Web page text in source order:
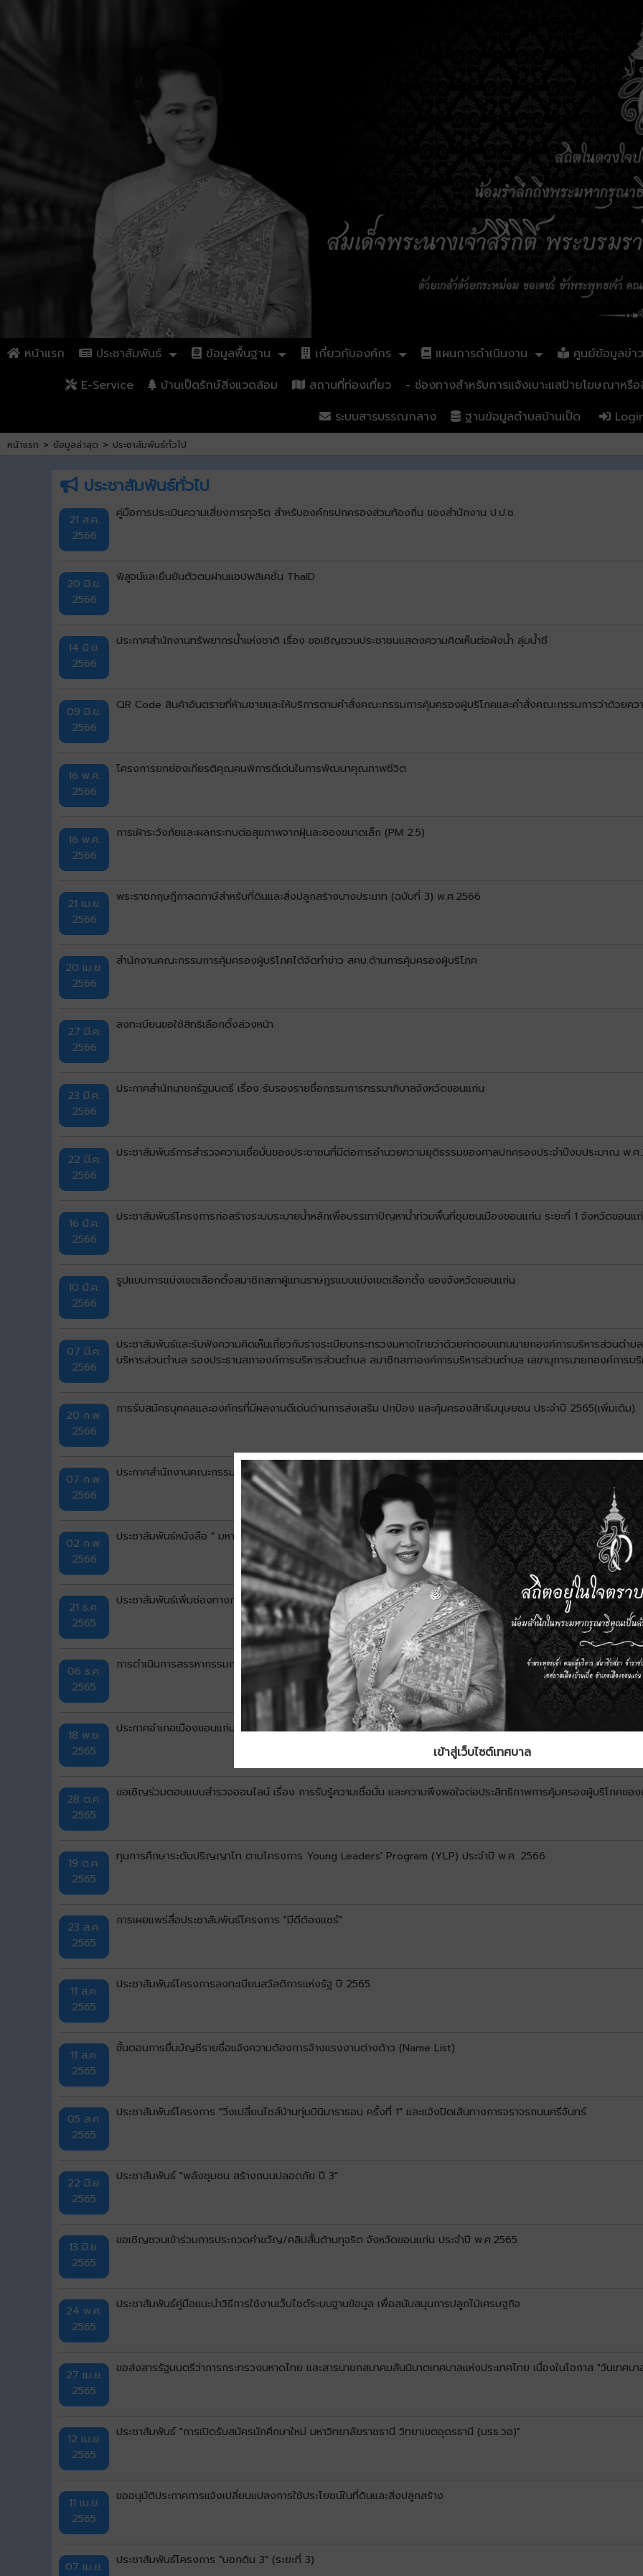
หน้าแรก ประชาสัมพันธ์ ข้อมูลพื้นฐาน เกี่ยวกับองค์กร แผนการดำเนินงาน ศูนย์ข้อมูลข่า
E-Service
บ้านเป็ดรักษ์สิ่งแวดล้อม สถานที่ท่องเที่ยว
- ช่องทางสำหรับการแจ้งเบาะแสป้ายโฆษณาห
ระบบสารบรรณกลาง
ฐานข้อมูลตำบลบ้านเป็ด
หน้าแรก > ข้อมูลล่าสุด > ประชาสัมพันธ์ทั่วไป
ประชาสัมพันธ์ทั่วไป
21 ส.ค.
2566
คู่มือการประเมินความเสี่ยงการทุจริต สำหรับองค์กรปกครองส่วนท้องถิ่น ของสำนักงาน ป.ป.ช.
20 มิ.ย.
2566
พิสูจน์และยืนยันตัวตนผ่านแอปพลิเคชั่น ThaID
14 มิ.ย.
2566
ประกาศสำนักงานทรัพยากรน้ำแห่งชาติ เรื่อง ขอเชิญชวนประชาชนแสดงความคิดเห็นต่อผังน้ำ ลุ่มน้ำชี
09 มิ.ย.
2566
QR Code สินค้าอันตรายที่ห้ามชายและให้บริการตามคำสั่งคณะกรรมการคุ้มครองผู้บริโภคและคำสั่งคณะกรรมการว่าด้วยค
16 พ.ค.
2566
โครงการยกย่องเกียรติคุณคนพิการดีเด่นในการพัฒนาคุณภาพชีวิต
16 พ.ค.
2566
การเฝ้าระวังภัยและผลกระทบต่อสุขภาพจากฝุ่นละอองขนาดเล็ก (PM 2.5)
21 เม.ย.
2566
พระราชกฤษฎีกาลดภาษีสำหรับที่ดินและสิ่งปลูกสร้างบางประเภท (ฉบับที่ 3) พ.ศ.2566
20 เม.ย.
2566
สำนักงานคณะกรรมการคุ้มครองผู้บริโภคได้จัดทำข่าว สคบ.ด้านการคุ้มครองผู้บริโภค
27 มี.ค.
2566
ลงทะเบียนขอใช้สิทธิเลือกตั้งล่วงหน้า
23 มี.ค.
2566
ประกาศสำนักนายกรัฐมนตรี เรื่อง รับรองรายชื่อกรรมการฑรรมาภิบาลจังหวัดขอนแก่น
22 มี.ค.
2566
ประชาสัมพันธ์การสำรวจความเชื่อมั่นของประชาชนที่มีต่อการอำนวยความยุติธรรมของศาลปกครองประจำปีงบประมาณ พ.ศ
16 มี.ค.
2566
ประชาสัมพันธ์โครงการก่อสร้างระบบระบายน้ำหลักเพื่อบรรเทาปัญหาน้ำท่วมพื้นที่ชุมชนเมืองขอนแก่น ระยะที่ 1 จังหวัดขอนแ
10 มี.ค.
2566
รูปแบบการแบ่งเขตเลือกตั้งสมาชิกสภาผู้แทนราษฎรแบบแบ่งเขตเลือกตั้ง ของจังหวัดขอนแก่น
07 มี.ค.
2566
ประชาสัมพันธ์และรับฟังความคิดเห็นเกี่ยวกับร่างระเบียบกระทรวงมหาดไทยว่าด้วยค่าตอบแทนนายกองค์การบริหารส่วนตำ
บริหารส่วนตำบล รองประธานสภาองค์การบริหารส่วนตำบล สมาชิกสภาองค์การบริหารส่วนตำบล เลขานุการนายกองค์การบ
20 ก.พ.
2566
การรับสมัครบุคคลและองค์กรที่มีผลงานดีเด่นด้านการส่งเสริม ปกป้อง และคุ้มครองสิทธิมนุษยชน ประจำปี 2565(เพิ่มเติม)
07 ก.พ.
2566
ประกาศสำนักงานคณะกรรมการการเลือกตั้งประจำจังหวัดขอนแก่น เรื่อง การรับฟังความคิดเห็นรูปแบบการแบ่งเขตเลือก
02 ก.พ.
2566
ประชาสัมพันธ์หนังสือ " มหาดไทย ผ้าไทยใส่ให้สนุก "
21 ธ.ค.
2565
ประชาสัมพันธ์เพิ่มช่องทางการร้องเรียนร้องทุกข์ของศูนย์ดำรงธรรมท้องถิ่น กรมส่งเสริมการปกครองส่วนท้องถิ่น
06 ธ.ค.
2565
การดำเนินการสรรหากรรมการธรรมาภิบาลจังหวัด กรณีกรรมการพ้นจากตำแหน่งตามวาระ
18 พ.ย.
2565
ประกาศอำเภอเมืองขอนแก่น เรื่อง มาตรการรองรับการจัดงานหรือกิจกรรมการแสดงดนตรี คอนเสิร์ตหรือการจัดกิจกรรมรื่
28 ต.ค.
2565
ขอเชิญร่วมตอบแบบสำรวจออนไลน์ เรื่อง การรับรู้ความเชื่อมั่น และความพึงพอใจต่อประสิทธิภาพการคุ้มครองผู้บริโภคของ
19 ต.ค.
2565
ทุนการศึกษาระดับปริญญาโท ตามโครงการ Young Leaders' Program (YLP) ประจำปี พ.ศ. 2566
23 ส.ค.
2565
การเผยแพร่สื่อประชาสัมพันธ์โครงการ "มีดีต้องแชร์"
11 ส.ค.
2565
ประชาสัมพันธ์โครงการลงทะเบียนสวัสดิการแห่งรัฐ ปี 2565
11 ส.ค.
2565
ขั้นตอนการยื่นบัญชีรายชื่อแจ้งความต้องการจ้างแรงงานต่างด้าว (Name List)
05 ส.ค.
2565
ประชาสัมพันธ์โครงการ "วิ่งเปลี่ยนไซส์บ้านทุ่มมินิมาราธอน ครั้งที่ 1" และแจ้งปิดเส้นทางการจราจรถนนศรีจันทร์
22 มิ.ย.
2565
ประชาสัมพันธ์ "พลังชุมชน สร้างถนนปลอดภัย ปี 3"
13 มิ.ย.
2565
ขอเชิญชวนเข้าร่วมการประกวดคำขวัญ/คลิปสั้นต้านทุจริต จังหวัดขอนแก่น ประจำปี พ.ศ.2565
24 พ.ค.
2565
ประชาสัมพันธ์คู่มือแนะนำวิธีการใช้งานเว็บไซต์ระบบฐานข้อมูล เพื่อสนับสนุนการปลูกไม้เศรษฐกิจ
27 เม.ย.
2565
ขอส่งสารรัฐมนตรีว่าการกระทรวงมหาดไทย และสารนายกสมาคมสันนิบาตเทศบาลแห่งประเทศไทย เนื่องในโอกาส "วันเทศบ
12 เม.ย.
2565
ประชาสัมพันธ์ "การเปิดรับสมัครนักศึกษาใหม่ มหาวิทยาลัยราชธานี วิทยาเขตอุดรธานี (มรธ.วอ)"
11 เม.ย.
2565
ขออนุมัติประกาศการแจ้งเปลี่ยนแปลงการใช้ประโยชน์ในที่ดินและสิ่งปลูกสร้าง
07 เม.ย.
ประชาสัมพันธ์โครงการ "บอกดิน 3" (ระยะที่ 3)
เข้าสู่เว็บไซต์เทศบาล